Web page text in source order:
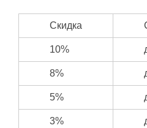
Скидка
10%
8%
5%
3%